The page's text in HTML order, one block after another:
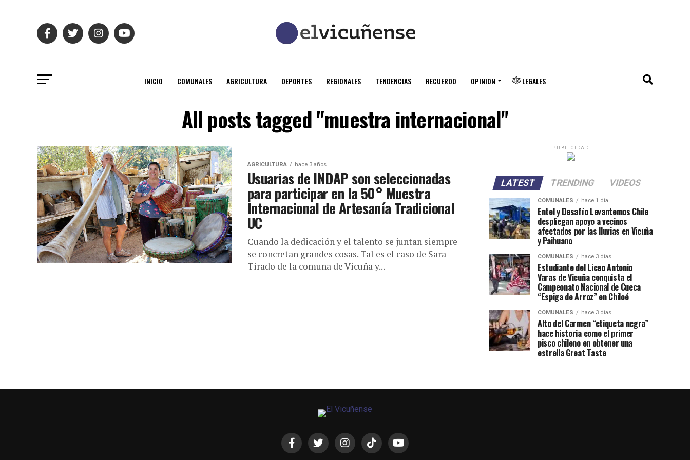
INICIO COMUNALES AGRICULTURA DEPORTES REGIONALES TENDENCIAS RECUERDO OPINION LEGALES
All posts tagged "muestra internacional"
AGRICULTURA hace 3 años
Usuarias de INDAP son seleccionadas
para participar en la 50° Muestra
Internacional de Artesanía Tradicional
UC
Cuando la dedicación y el talento se juntan siempre
se concretan grandes cosas. Tal es el caso de Sara
Tirado de la comuna de Vicuña y...
PUBLICIDAD
LATEST TRENDING VIDEOS
COMUNALES hace 1 día
Entel y Desafío Levantemos Chile
despliegan apoyo a vecinos
afectados por las lluvias en Vicuña
y Paihuano
COMUNALES hace 3 días
Estudiante del Liceo Antonio
Varas de Vicuña conquista el
Campeonato Nacional de Cueca
“Espiga de Arroz” en Chiloé
COMUNALES hace 3 días
Alto del Carmen “etiqueta negra”
hace historia como el primer
pisco chileno en obtener una
estrella Great Taste